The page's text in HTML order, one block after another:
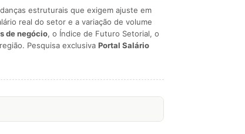
estruturais que exigem ajuste em
real do setor e a variação de volume
de negócio, o Índice de Futuro Setorial, o
Pesquisa exclusiva Portal Salário